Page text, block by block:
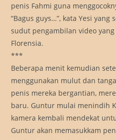
penis Fahmi guna
“Bagus guys…”, kata Yesi
sudut pengambilan video
Florensia.
***
Beberapa menit kemudian
menggunakan mulut dan
penis mereka bergantian,
baru. Guntur mulai menindih
kamera kembali mendekat
Guntur akan memasukkam